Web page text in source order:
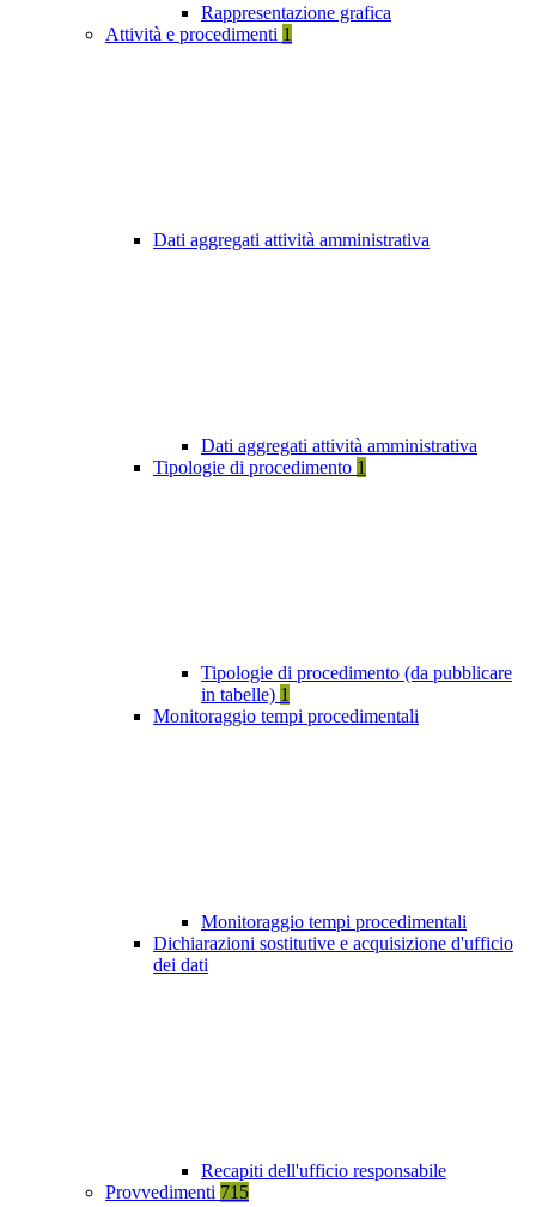
Rappresentazione grafica
Attività e procedimenti 1
Dati aggregati attività amministrativa
Dati aggregati attività amministrativa
Tipologie di procedimento 1
Tipologie di procedimento (da pubblicare
in tabelle) 1
Monitoraggio tempi procedimentali
Monitoraggio tempi procedimentali
Dichiarazioni sostitutive e acquisizione d'ufficio
dei dati
Recapiti dell'ufficio responsabile
Provvedimenti 715